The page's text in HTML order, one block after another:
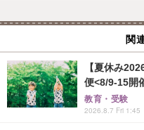
関
【夏休み
便<8/9-15開
教育・受験
2026.8.7 Fri 1:45